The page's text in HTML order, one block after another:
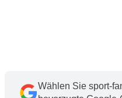
Wählen Sie sport-